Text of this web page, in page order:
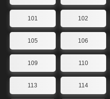
101 102
105 106
109 110
113 114